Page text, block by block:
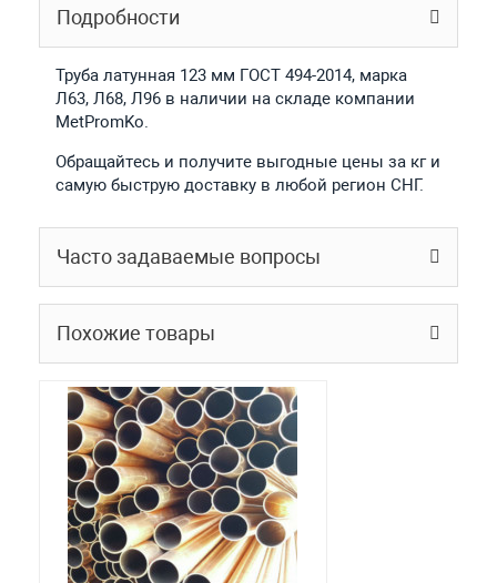
Подробности
Труба латунная 123 мм ГОСТ 494-2014, марка
Л63, Л68, Л96 в наличии на складе компании
MetPromKo.
Обращайтесь и получите выгодные цены за кг и
самую быструю доставку в любой регион СНГ.
Часто задаваемые вопросы
Похожие товары